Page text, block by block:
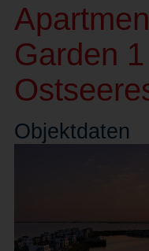
Garden
Objektdaten